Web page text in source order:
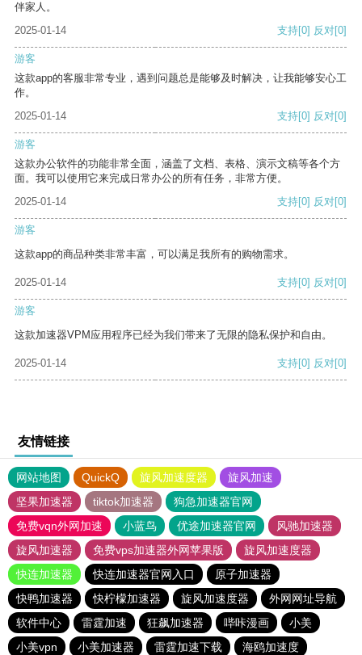
伴家人。
2025-01-14
支持[0] 反对[0]
游客
这款app的客服非常专业，遇到问题总是能够及时解决，让我能够安心工
作。
2025-01-14
支持[0] 反对[0]
游客
这款办公软件的功能非常全面，涵盖了文档、表格、演示文稿等各个方
面。我可以使用它来完成日常办公的所有任务，非常方便。
2025-01-14
支持[0] 反对[0]
游客
这款app的商品种类非常丰富，可以满足我所有的购物需求。
2025-01-14 支持[0] 反对[0]
游客
这款加速器VPM应用程序已经为我们带来了无限的隐私保护和自由。
2025-01-14 支持[0] 反对[0]
友情链接
网站地图 QuickQ 旋风加速度器
旋风加速
坚果加速器
tiktok加速器
狗急加速器官网
免费vqn外网加速
小蓝鸟 优途加速器官网
风驰加速器
旋风加速器
免费vps加速器外网苹果版
旋风加速度器
快连加速器
快连加速器官网入口
原子加速器
快鸭加速器
快柠檬加速器 旋风加速度器
外网网址导航
软件中心
雷霆加速 狂飙加速器 哔咔漫画
小美
小美vpn
小美加速器 雷霆加速下载 海鸥加速度